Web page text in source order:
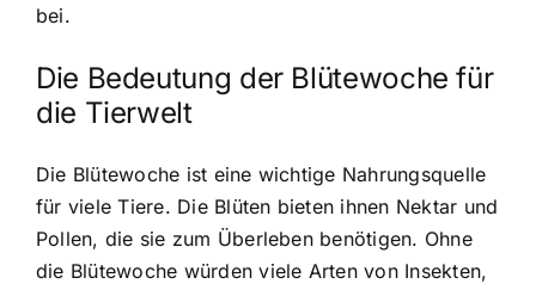
bei.
Die Bedeutung der Blütewoche für
die Tierwelt
Die Blütewoche ist eine wichtige Nahrungsquelle
für viele Tiere. Die Blüten bieten ihnen Nektar und
Pollen, die sie zum Überleben benötigen. Ohne
die Blütewoche würden viele Arten von Insekten,